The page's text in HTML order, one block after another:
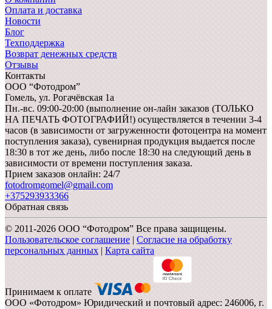
Оплата и доставка
Новости
Блог
Техподдержка
Возврат денежных средств
Отзывы
Контакты
ООО “Фотодром”
Гомель, ул. Рогачёвская 1а
Пн.-вс. 09:00-20:00 (выполнение он-лайн заказов (ТОЛЬКО
НА ПЕЧАТЬ ФОТОГРАФИЙ!) осуществляется в течении 3-4
часов (в зависимости от загруженности фотоцентра на момент
поступления заказа), сувенирная продукция выдается после
18:30 в тот же день, либо после 18:30 на следующий день в
зависимости от времени поступления заказа.
Прием заказов онлайн: 24/7
fotodromgomel@gmail.com
+375293933366
Обратная связь
© 2011-2026 ООО “Фотодром” Все права защищены.
Пользовательское соглашение | Согласие на обработку
персональных данных | Карта сайта
Принимаем к оплате
ООО «Фотодром» Юридический и почтовый адрес: 246006, г.